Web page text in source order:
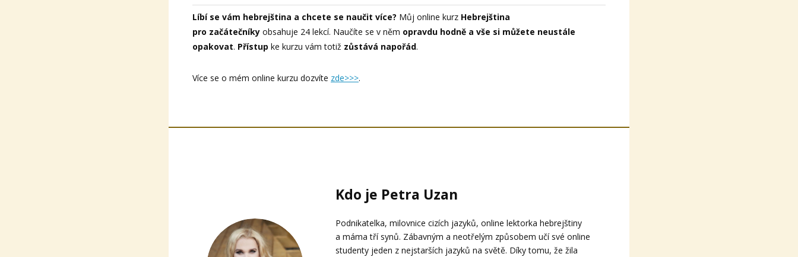
Líbí se vám hebrejština a chcete se naučit více? Můj online kurz Hebrejština
pro začátečníky obsahuje 24 lekcí. Naučíte se v něm opravdu hodně a vše si můžete neustále
opakovat. Přístup ke kurzu vám totiž zůstává napořád.
Více se o mém online kurzu dozvíte zde>>>.
Kdo je Petra Uzan
Podnikatelka, milovnice cizích jazyků, online lektorka hebrejštiny
a máma tří synů. Zábavným a neotřelým způsobem učí své online
studenty jeden z nejstarších jazyků na světě. Díky tomu, že žila